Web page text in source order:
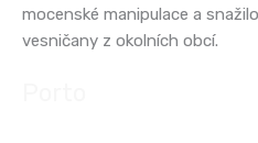
mocenské manipulace a
vesničany z okolních obcí.